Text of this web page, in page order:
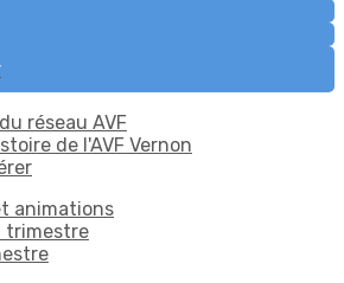
réseau AVF
de l'AVF Vernon
animations
trimestre